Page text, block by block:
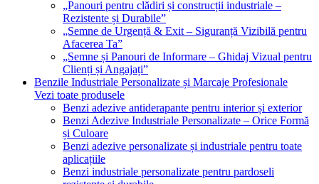
„Panouri pentru clădiri și construcții industriale –
Rezistente și Durabile”
„Semne de Urgență & Exit – Siguranță Vizibilă pentru
Afacerea Ta”
„Semne și Panouri de Informare – Ghidaj Vizual pentru
Clienți și Angajați”
Benzile Industriale Personalizate și Marcaje Profesionale
Vezi toate produsele
Benzi adezive antiderapante pentru interior și exterior
Benzi Adezive Industriale Personalizate – Orice Formă
și Culoare
Benzi adezive personalizate și industriale pentru toate
aplicațiile
Benzi industriale personalizate pentru pardoseli